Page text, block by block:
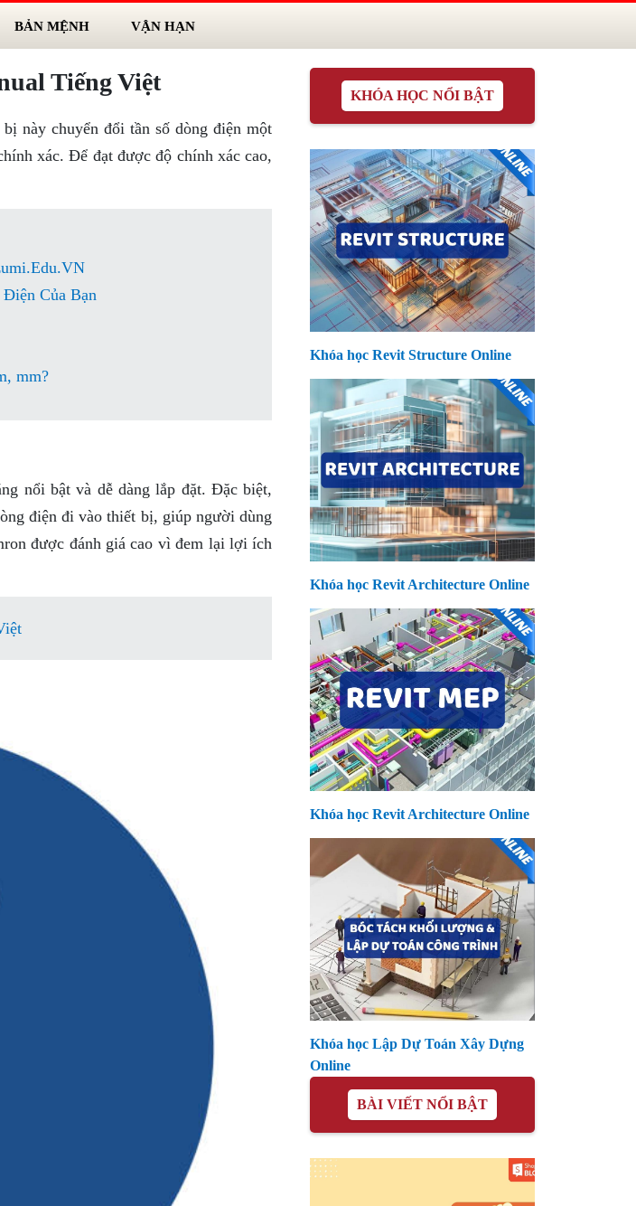
BẢN MỆNH VẬN HẠN
Tiếng Việt
này chuyển đổi tần số dòng điện một
xác. Để đạt được độ chính xác cao,
Của Bạn
mm?
nổi bật và dễ dàng lắp đặt. Đặc biệt,
điện đi vào thiết bị, giúp người dùng
được đánh giá cao vì đem lại lợi ích
KHÓA HỌC NỔI BẬT
Khóa học Revit Structure Online
Khóa học Revit Architecture Online
Khóa học Revit Architecture Online
Khóa học Lập Dự Toán Xây Dựng
Online
BÀI VIẾT NỔI BẬT